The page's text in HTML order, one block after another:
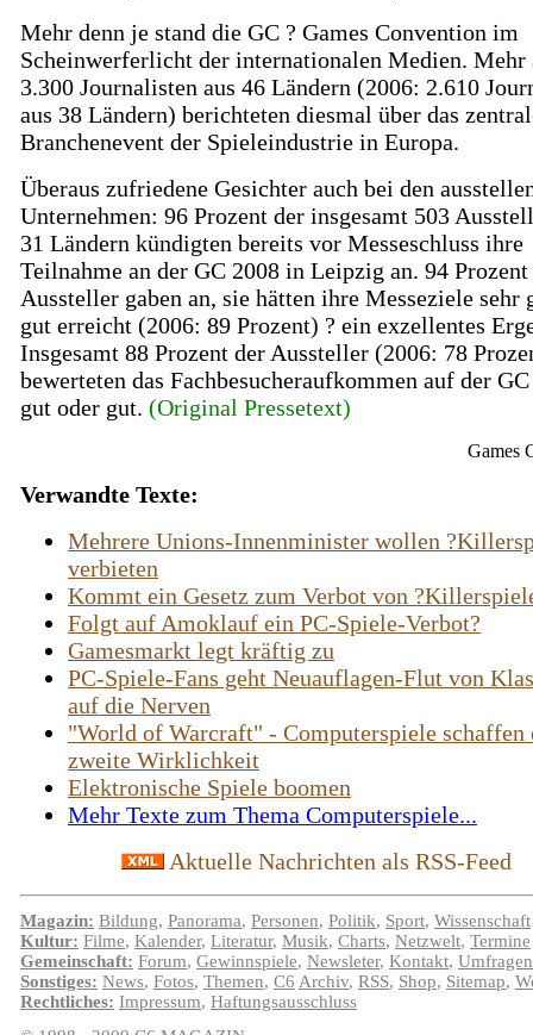
Mehr denn je stand die GC ? Games Convention im
Scheinwerferlicht der internationalen Medien. Mehr
3.300 Journalisten aus 46 Ländern (2006: 2.610
aus 38 Ländern) berichteten diesmal über das
Branchenevent der Spieleindustrie in Europa.
Überaus zufriedene Gesichter auch bei den
Unternehmen: 96 Prozent der insgesamt 503
31 Ländern kündigten bereits vor Messeschluss ihre
Teilnahme an der GC 2008 in Leipzig an. 94 Prozent
Aussteller gaben an, sie hätten ihre Messeziele sehr
gut erreicht (2006: 89 Prozent) ? ein exzellentes
Insgesamt 88 Prozent der Aussteller (2006: 78
bewerteten das Fachbesucheraufkommen auf der
gut oder gut. (Original Pressetext)
Games
Verwandte Texte:
Mehrere Unions-Innenminister wollen
verbieten
Kommt ein Gesetz zum Verbot von
Folgt auf Amoklauf ein PC-Spiele-Verbot?
Gamesmarkt legt kräftig zu
PC-Spiele-Fans geht Neuauflagen-Flut von
auf die Nerven
"World of Warcraft" - Computerspiele schaffen
zweite Wirklichkeit
Elektronische Spiele boomen
Mehr Texte zum Thema Computerspiele...
Aktuelle Nachrichten als RSS-Feed
Magazin: Bildung, Panorama, Personen, Politik, Sport, Wissenschaft
Kultur: Filme, Kalender, Literatur, Musik, Charts, Netzwelt, Termine
Gemeinschaft: Forum, Gewinnspiele, Newsleter, Kontakt, Umfragen
Sonstiges: News, Fotos, Themen, C6 Archiv, RSS, Shop, Sitemap,
Rechtliches: Impressum, Haftungsausschluss